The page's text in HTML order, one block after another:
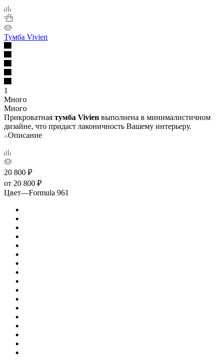
Тумба Vivien
1
Много
Много
Прикроватная тумба Vivien выполнена в минималистичном
дизайне, что придаст лаконичность Вашему интерьеру.
Описание
20 800 ₽
от 20 800 ₽
Цвет—Formula 961